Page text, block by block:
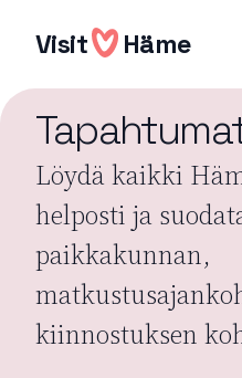
sisältöön
Visit Häme
Löydä kaikki
helposti ja
paikkakunnan,
kiinnostuksen